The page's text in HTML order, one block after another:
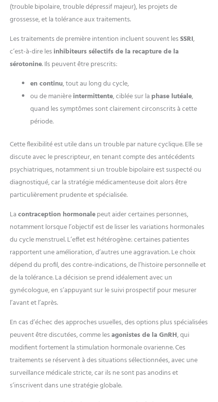
(trouble bipolaire, trouble dépressif majeur), les projets de
grossesse, et la tolérance aux traitements.
Les traitements de première intention incluent souvent lesSSRI,
c’est-à-dire lesinhibiteurs sélectifs de la recapture de la
sérotonine. Ils peuvent être prescrits:
en continu, tout au long du cycle,
ou de manièreintermittente, ciblée sur la phase lutéale,
quand les symptômes sont clairement circonscrits à cette
période.
Cette flexibilité est utile dans un trouble par nature cyclique. Elle se
discute avec le prescripteur, en tenant compte des antécédents
psychiatriques, notamment si un trouble bipolaire est suspecté ou
diagnostiqué, car la stratégie médicamenteuse doit alors être
particulièrement prudente et spécialisée.
Lacontraception hormonalepeut aider certaines personnes,
notamment lorsque l’objectif est de lisser les variations hormonales
du cycle menstruel. L’effet est hétérogène: certaines patientes
rapportent une amélioration, d’autres une aggravation. Le choix
dépend du profil, des contre-indications, de l’histoire personnelle et
de la tolérance. La décision se prend idéalement avec un
gynécologue, en s’appuyant sur le suivi prospectif pour mesurer
l’avant et l’après.
En cas d’échec des approches usuelles, des options plus spécialisées
peuvent être discutées, comme lesagonistes de la GnRH, qui
modifient fortement la stimulation hormonale ovarienne. Ces
traitements se réservent à des situations sélectionnées, avec une
surveillance médicale stricte, car ils ne sont pas anodins et
s’inscrivent dans une stratégie globale.